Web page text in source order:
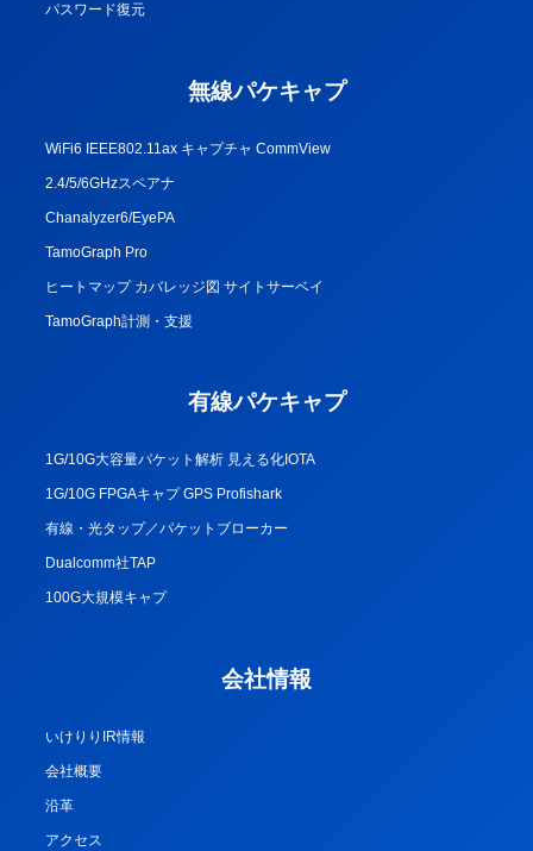
パスワード復元
無線パケキャプ
WiFi6 IEEE802.11ax キャプチャ CommView
2.4/5/6GHzスペアナ
Chanalyzer6/EyePA
TamoGraph Pro
ヒートマップ カバレッジ図 サイトサーベイ
TamoGraph計測・支援
有線パケキャプ
1G/10G大容量パケット解析 見える化IOTA
1G/10G FPGAキャプ GPS Profishark
有線・光タップ／パケットブローカー
Dualcomm社TAP
100G大規模キャプ
会社情報
いけりりIR情報
会社概要
沿革
アクセス